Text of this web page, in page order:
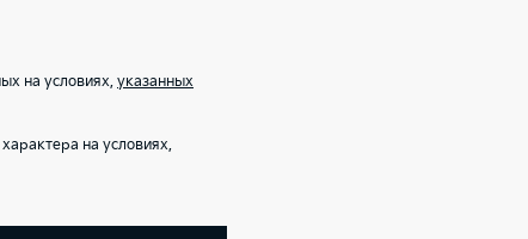
на условиях, указанных
на условиях,